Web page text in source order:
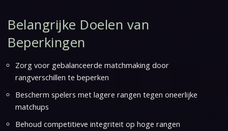
Belangrijke Doelen van
Beperkingen
Zorg voor gebalanceerde matchmaking door
rangverschillen te beperken
Bescherm spelers met lagere rangen tegen oneerlijke
matchups
Behoud competitieve integriteit op hoge rangen